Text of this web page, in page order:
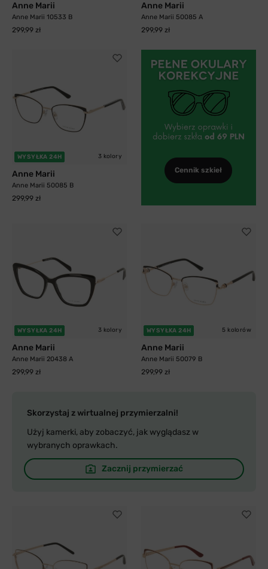
Anne Marii
Anne Marii 10533 B
299,99 zł
Anne Marii
Anne Marii 50085 A
299,99 zł
WYSYŁKA 24H 3 kolory
Anne Marii
Anne Marii 50085 B
299,99 zł
Cennik szkieł
WYSYŁKA 24H 3 kolory
Anne Marii
Anne Marii 20438 A
299,99 zł
Skorzystaj z wirtualnej przymierzalni!
Użyj kamerki, aby zobaczyć, jak wyglądasz w
wybranych oprawkach.
Zacznij przymierzać
WYSYŁKA 24H 5 kolorów
Anne Marii
Anne Marii 50079 B
299,99 zł